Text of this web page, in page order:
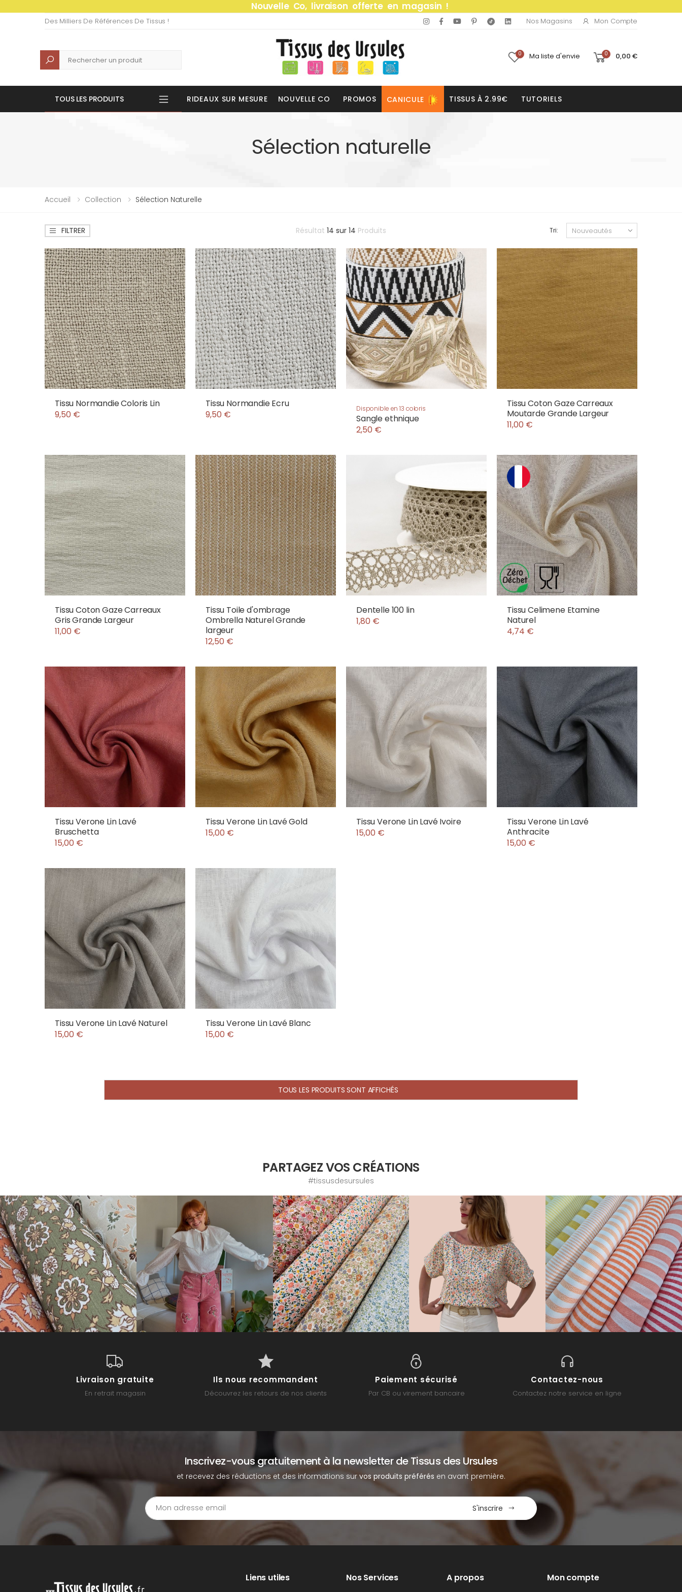
Nouvelle Co, livraison offerte en magasin !
Des Milliers De Références De Tissus ! Nos Magasins Mon Compte
Recherche 0 Ma liste d'envie 0 0,00 €
TOUS LES PRODUITS RIDEAUX SUR MESURE NOUVELLE CO PROMOS CANICULE TISSUS À 2.99€ TUTORIELS
Sélection naturelle
Accueil Collection Sélection Naturelle
FILTRER Résultat 14 sur 14 Produits Tri:
Tissu Normandie Coloris Lin
9,50 €
Tissu Normandie Ecru
9,50 €
Disponible en 13 coloris
Sangle ethnique
2,50 €
Tissu Coton Gaze Carreaux
Moutarde Grande Largeur
11,00 €
Tissu Coton Gaze Carreaux
Gris Grande Largeur
11,00 €
Tissu Toile d'ombrage
Ombrella Naturel Grande
largeur
12,50 €
Dentelle 100 lin
1,80 €
Tissu Celimene Etamine
Naturel
4,74 €
Tissu Verone Lin Lavé
Bruschetta
15,00 €
Tissu Verone Lin Lavé Gold
15,00 €
Tissu Verone Lin Lavé Ivoire
15,00 €
Tissu Verone Lin Lavé
Anthracite
15,00 €
Tissu Verone Lin Lavé Naturel
15,00 €
Tissu Verone Lin Lavé Blanc
15,00 €
TOUS LES PRODUITS SONT AFFICHÉS
PARTAGEZ VOS CRÉATIONS
#tissusdesursules
Livraison gratuite
En retrait magasin
Ils nous recommandent
Découvrez les retours de nos clients
Paiement sécurisé
Par CB ou virement bancaire
Contactez-nous
Contactez notre service en ligne
Inscrivez-vous gratuitement à la newsletter de Tissus des Ursules
et recevez des réductions et des informations survos produits préférés en avant première.
S'inscrire
Liens utiles Nos Services A propos Mon compte